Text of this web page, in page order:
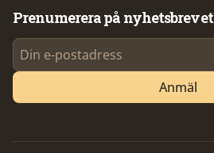
Prenumerera på nyhetsbrevet
Anmäl